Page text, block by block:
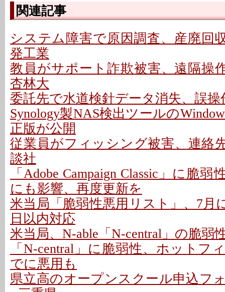
関連記事
システム障害で原因調査、産廃回
発工業
教員がサポート詐欺被害、遠隔操
杏林大
委託先で水道検針データ消失、誤
Synology製NAS検出ツールの
正版が公開
従業員がフィッシング被害、連絡
談社
「Adobe Campaign Classic」に脆
にも影響、再度更新を
米当局「脆弱性悪用リスト」、7月
日以内対応
米当局、N-able「N-central」の脆弱
「N-central」に脆弱性、ホットフ
でに悪用も
県立高のオープンスクール申込フ